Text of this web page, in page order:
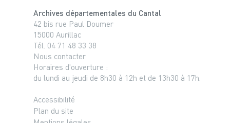
Archives départementales du Cantal
42 bis rue Paul Doumer
15000 Aurillac
Tél. 04 71 48 33 38
Nous contacter
Horaires d'ouverture :
du lundi au jeudi de 8h30 à 12h et de 13h30 à 17h.
Accessibilité
Plan du site